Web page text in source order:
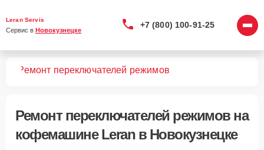
Leran Servis
Сервис в Новокузнецке
+7 (800) 100-91-25
Ремонт переключателей режимов
Ремонт переключателей режимовна
кофемашине Leran в Новокузнецке